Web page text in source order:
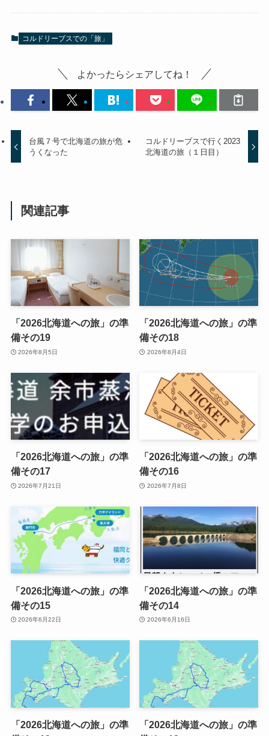
コルドリーブスでの「旅」
よかったらシェアしてね！
台風７号で北海道の旅が危
うくなった
コルドリーブスで行く2023
北海道の旅（１日目）
関連記事
「2026北海道への旅」の準
備その19
2026年8月5日
「2026北海道への旅」の準
備その18
2026年8月4日
「2026北海道への旅」の準
備その17
2026年7月21日
「2026北海道への旅」の準
備その16
2026年7月8日
「2026北海道への旅」の準
備その15
2026年6月22日
「2026北海道への旅」の準
備その14
2026年6月16日
「2026北海道への旅」の準
「2026北海道への旅」の準